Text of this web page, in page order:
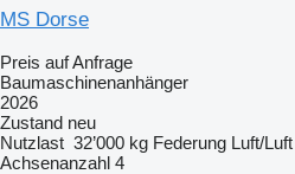
MS Dorse
Preis auf Anfrage
Baumaschinenanhänger
2026
Zustand neu
Nutzlast 32’000 kg Federung Luft/Luft
Achsenanzahl 4